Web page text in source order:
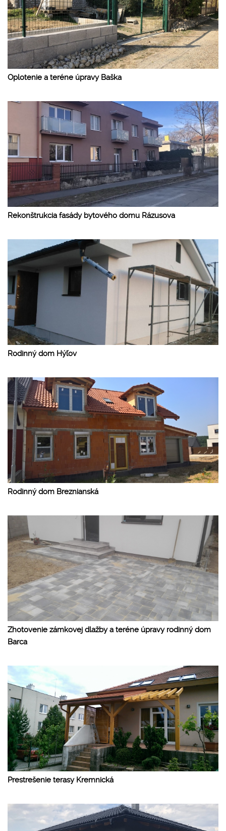
Oplotenie a teréne úpravy Baška
Rekonštrukcia fasády bytového domu Rázusova
Rodinný dom Hýľov
Rodinný dom Breznianská
Zhotovenie zámkovej dlažby a teréne úpravy rodinný dom
Barca
Prestrešenie terasy Kremnická